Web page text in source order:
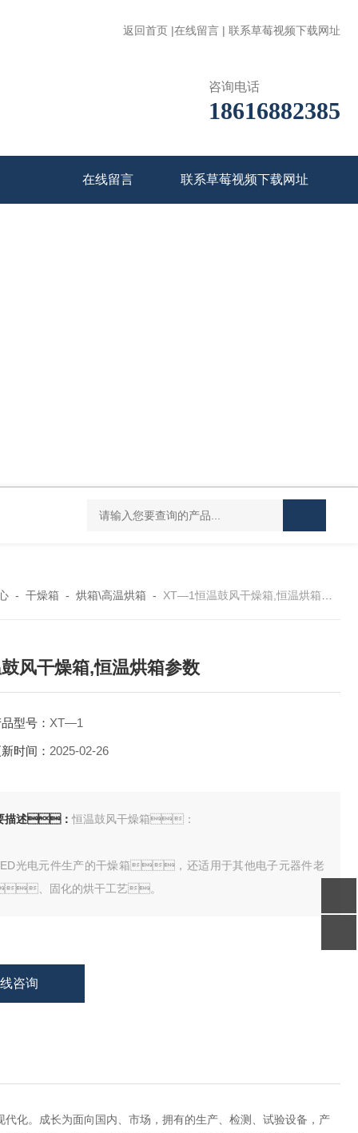
返回首页 |在线留言 | 联系草莓视频下载网址
咨询电话
18616882385
在线留言 联系草莓视频下载网址
Mini MR standard IKAMAG磁力搅拌器
- 干燥箱 - 烘箱\高温烘箱 - XT—1恒温鼓风干燥箱,恒温烘箱参数
风干燥箱,恒温烘箱参数
型号： XT—1
时间： 2025-02-26
描述： 恒温鼓风干燥箱：
光电元件生产的干燥箱，还适用于其他电子元器件老
、固化的烘干工艺。
咨询
成长为面向国内、市场，拥有的生产、检测、试验设备，产